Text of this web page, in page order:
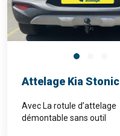
Attelage Kia Stonic
Avec La rotule d’attelage
démontable sans outil